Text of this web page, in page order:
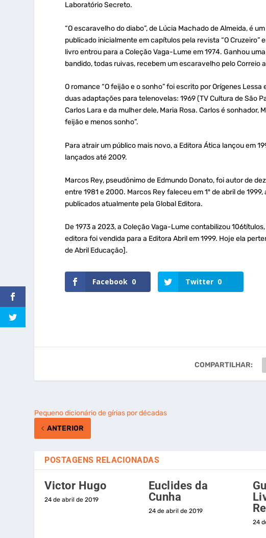
Laboratório Secreto.
“O escaravelho do diabo”, de Lúcia Machado de Almeida, é
publicado inicialmente em capítulos pela revista “O Cruzeiro”
livro entrou para a Coleção Vaga-Lume em 1974. Ganhou
bandido, todas ruivas, recebem um escaravelho pelo Correio
O romance “O feijão e o sonho” foi escrito por Orígenes
duas adaptações para telenovelas: 1969 (TV Cultura de São
Carlos Lara e da mulher dele, Maria Rosa. Carlos é sonhador,
feijão e menos sonho”.
Para atrair um público mais novo, a Editora Ática lançou em
lançados até 2009.
Marcos Rey, pseudônimo de Edmundo Donato, foi autor de
entre 1981 e 2000. Marcos Rey faleceu em 1º de abril de
publicados atualmente pela Global Editora.
De 1973 a 2023, a Coleção Vaga-Lume contabilizou
editora foi vendida para a Editora Abril em 1999. Hoje ela
de Abril Educação].
Facebook 0 Twitter 0
COMPARTILHAR:
Pequeno dicionário de gírias por décadas
ANTERIOR
POSTAGENS RELACIONADAS
Victor Hugo
24 de abril de 2019
Euclides da
Cunha
24 de abril de 2019
24